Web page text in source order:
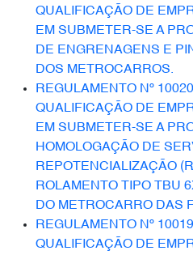
QUALIFICAÇÃO DE
EM SUBMETER-SE A
DE ENGRENAGENS E
DOS METROCARROS.
REGULAMENTO Nº
QUALIFICAÇÃO DE
EM SUBMETER-SE A
HOMOLOGAÇÃO DE
REPOTENCIALIZAÇÃO
ROLAMENTO TIPO TBU
DO METROCARRO DAS
REGULAMENTO Nº
QUALIFICAÇÃO DE